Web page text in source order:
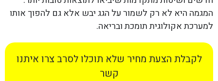
המגמה היא לא רק לשמור על הגג יבש אלא גם להפוך אותו
למערכת אקולוגית תומכת ובריאה.
לקבלת הצעת מחיר שלא תוכלו לסרב צרו איתנו
קשר